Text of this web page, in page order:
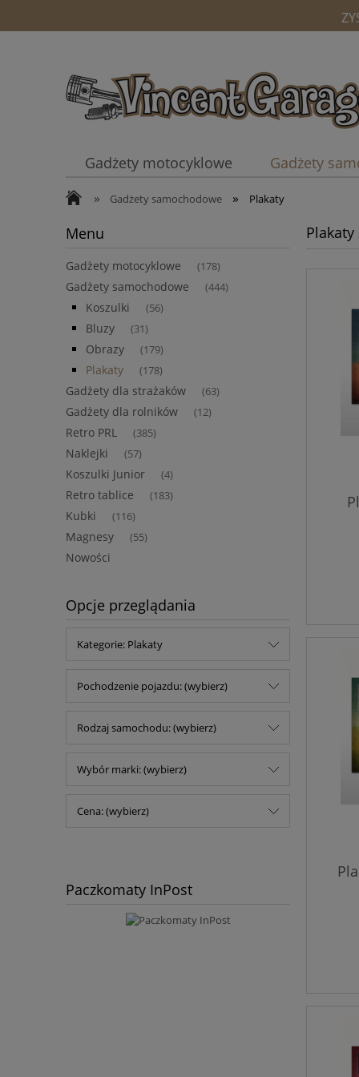
Gadżety motocyklowe
Gadżety
Kubki
» Gadżety samochodowe » Plakaty
Menu
Gadżety motocyklowe (178)
Gadżety samochodowe (444)
Koszulki (56)
Bluzy (31)
Obrazy (179)
Plakaty (178)
Gadżety dla strażaków (63)
Gadżety dla rolników (12)
Retro PRL (385)
Naklejki (57)
Koszulki Junior (4)
Retro tablice (183)
Kubki (116)
Magnesy (55)
Nowości
Opcje przeglądania
Kategorie: Plakaty
Pochodzenie pojazdu: (wybierz)
Rodzaj samochodu: (wybierz)
Wybór marki: (wybierz)
Cena: (wybierz)
Paczkomaty InPost